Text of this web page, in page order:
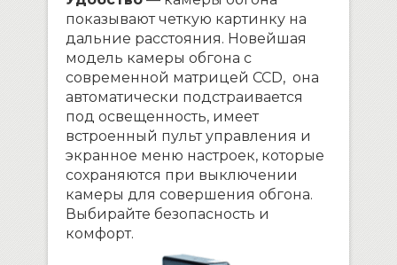
показывают четкую картинку на
дальние расстояния. Новейшая
модель камеры обгона с
современной матрицей CCD, она
автоматически подстраивается
под освещенность, имеет
встроенный пульт управления и
экранное меню настроек, которые
сохраняются при выключении
камеры для совершения обгона.
Выбирайте безопасность и
комфорт.